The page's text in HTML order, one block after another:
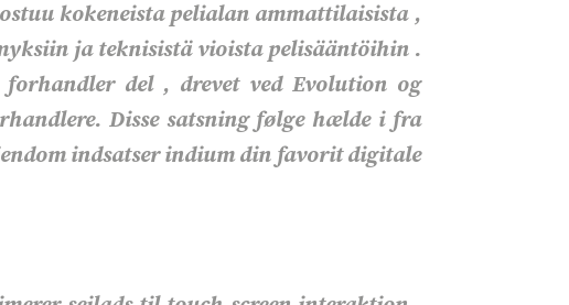
kokeneista pelialan ammattilaisista ,
ja teknisistä vioista pelisääntöihin .
del , drevet ved Evolution og
Disse satsning følge hælde i fra
indsatser indium din favorit digitale